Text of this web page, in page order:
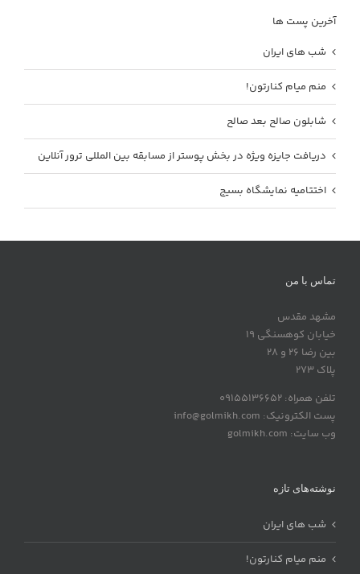
آخرین پست ها
شب های ایران
منم میام کنارتون!
شابلون صالح بعد صالح
دریافت جایزه ویژه در بخش پوستر از مسابقه بین المللی ترور آنلاین
اختتامیه نمایشگاه بسیج
تماس با من
مشهد مقدس
خیابان کوهسنگی 19
بین رضا 26 و 28
پلاک 273
تلفن همراه: 09155136652
پست الکترونیک: info@golmikh.com
وب سایت: golmikh.com
نوشته‌های تازه
شب های ایران
منم میام کنارتون!